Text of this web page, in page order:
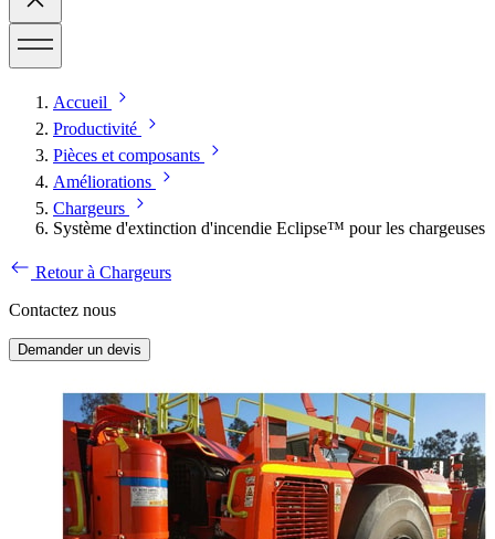
Accueil
Productivité
Pièces et composants
Améliorations
Chargeurs
Système d'extinction d'incendie Eclipse™ pour les chargeuses
Retour à Chargeurs
Contactez nous
Demander un devis